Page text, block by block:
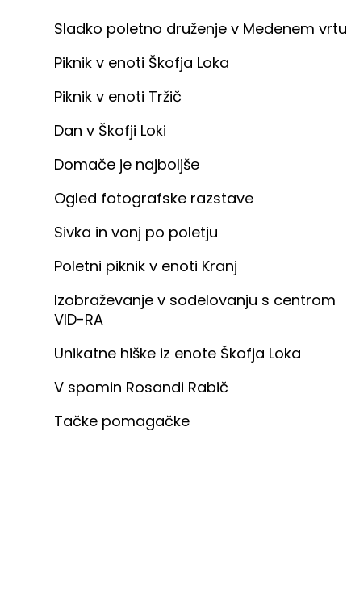
Sladko poletno druženje v Medenem vrtu
Piknik v enoti Škofja Loka
Piknik v enoti Tržič
Dan v Škofji Loki
Domače je najboljše
Ogled fotografske razstave
Sivka in vonj po poletju
Poletni piknik v enoti Kranj
Izobraževanje v sodelovanju s centrom
VID-RA
Unikatne hiške iz enote Škofja Loka
V spomin Rosandi Rabič
Tačke pomagačke